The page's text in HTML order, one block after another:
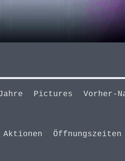
Pictures Vorher-
Aktionen Öffnungszeiten